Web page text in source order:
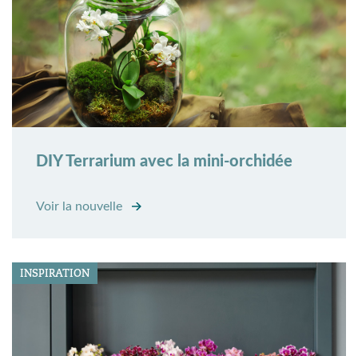
DIY Terrarium avec la mini-orchidée
Voir la nouvelle
INSPIRATION